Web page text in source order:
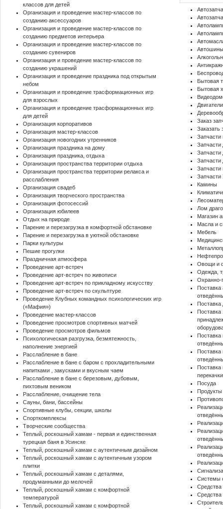
классов для детей
Организация и проведение мастер-классов по
созданию аксессуаров
Организация и проведение мастер-классов по
созданию предметов интерьера
Организация и проведение мастер-классов по
созданию сувениров
Организация и проведение мастер-классов по
созданию украшений
Организация и проведение праздника под открытым
небом
Организация и проведение трасформационных игр
для взрослых
Организация и проведение трасформационных игр
для детей
Организация корпоративов
Организация мастер-классов
Организация новогодних утренников
Организация праздника на дому
Организация праздника, отдыха
Организация пространства территории отдыха
Организация пространства территории релакса и
расслабления
Организация свадеб
Организация творческого пространства
Организация фотосессий
Организация юбилеев
Отдых на природе
Парение и перезагрузка в комфортной обстановке
Парение и перезагрузка в уютной обстановке
Парки культуры
Пешие прогулки
Праздничная атмосфера
Проведение арт-встреч
Проведение арт-встреч по живописи
Проведение арт-встреч по прикладному искусству
Проведение арт-встреч по скульптуре
Проведение Клубных командных психологических игр
(«Мафия»)
Проведение мастер-классов
Проведение просмотров спортивных матчей
Проведение просмотров фильмов
Психологическая разгрузка, безмятежность,
наполнение энергией
Расслабление в бане
Расслабление в бане с баром с прохладительными
напитками , закусками и вкусным чаем
Расслабление в бане с березовым, дубовым,
пихтовым веником
Расслабление, очищение тела
Сауны, бани, бассейны
Спортивные клубы, секции, школы
Спорткомплексы
Творческие сообщества
Теплый, роскошный хамам - первая и единственная
турецкая баня в Усинске
Теплый, роскошный хамам с аутентичным дизайном
Теплый, роскошный хамам с аутентичным узором
плитки
Теплый, роскошный хамам с деталями,
продуманными до мелочей
Теплый, роскошный хамам с комфортной
температурой
Теплый, роскошный хамам с комфортной
Автошины
Бытовая
Бытовая
Двигатели
Заказ
Заказать
Запчасти
Запчасти
Запчасти
Запчасти
Запчасти
Запчасти
Камины
Лом
Магазин
Масла и
Мебель
Овощи и
Одежда,
Охранно-
Поставка
Поставка
Поставка
Поставка
Поставка
Поставка
Посуда
Продукты
Системы
Средства
Средства